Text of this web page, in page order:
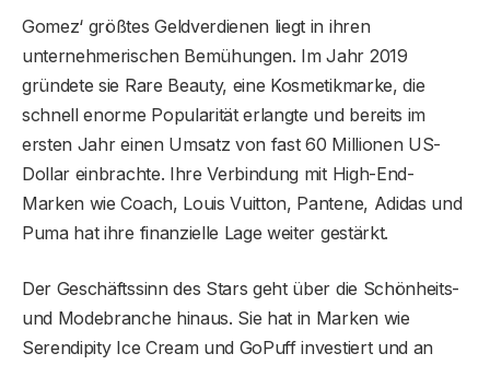
Gomez‘ größtes Geldverdienen liegt in ihren
unternehmerischen Bemühungen. Im Jahr 2019
gründete sie Rare Beauty, eine Kosmetikmarke, die
schnell enorme Popularität erlangte und bereits im
ersten Jahr einen Umsatz von fast 60 Millionen US-
Dollar einbrachte. Ihre Verbindung mit High-End-
Marken wie Coach, Louis Vuitton, Pantene, Adidas und
Puma hat ihre finanzielle Lage weiter gestärkt.
Der Geschäftssinn des Stars geht über die Schönheits-
und Modebranche hinaus. Sie hat in Marken wie
Serendipity Ice Cream und GoPuff investiert und an